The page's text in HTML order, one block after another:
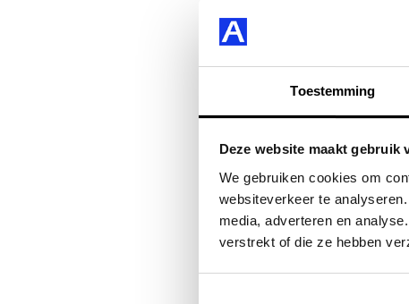
Toestemming
Deze website maakt gebruik
We gebruiken cookies om
websiteverkeer te
media, adverteren en
verstrekt of die ze hebben
BMW
xDrive25e
2021
Kopen